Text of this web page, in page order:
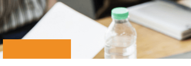
Mexico City
(+52) 554 164 6939